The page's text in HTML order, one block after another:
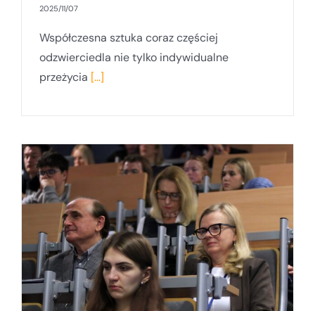
2025/11/07
Współczesna sztuka coraz częściej
odzwierciedla nie tylko indywidualne
przeżycia [...]